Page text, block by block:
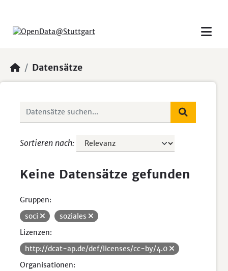
Datensätze
Sortieren nach
Keine Datensätze gefunden
Gruppen:
soci
soziales
Lizenzen:
http://dcat-ap.de/def/licenses/cc-by/4.0
Organisationen: